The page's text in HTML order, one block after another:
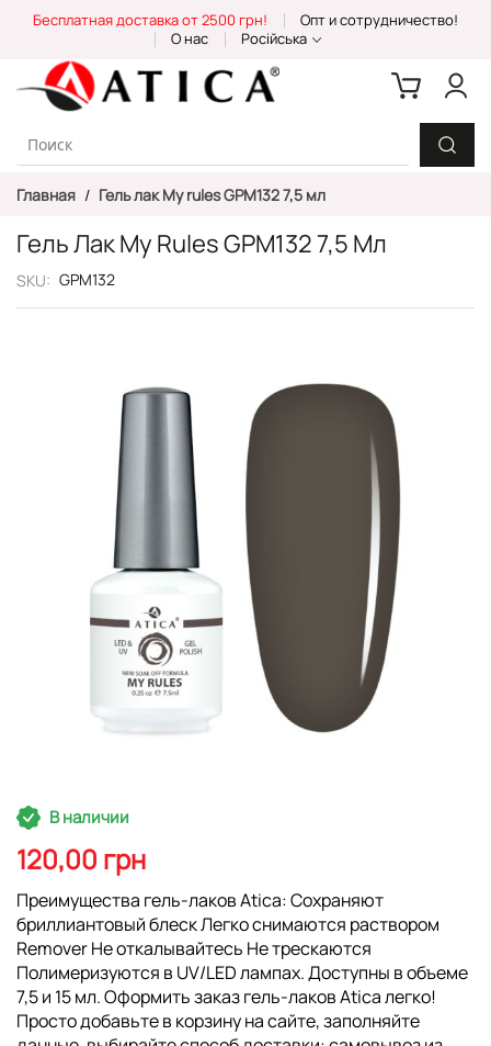
Content
Бесплатная доставка от 2500 грн!
Опт и сотрудничество!
О нас
Російська
Главная Гель лак My rules GPM132 7,5 мл
Гель Лак My Rules GPM132 7,5 Мл
SKU GPM132
изображений
Перейти
к
началу
галереи
изображений
В наличии
120,00 грн
Преимущества гель-лаков Atica: Сохраняют
бриллиантовый блеск Легко снимаются раствором
Remover Не откалывайтесь Не трескаются
Полимеризуются в UV/LED лампах. Доступны в объеме
7,5 и 15 мл. Оформить заказ гель-лаков Atica легко!
Просто добавьте в корзину на сайте, заполняйте